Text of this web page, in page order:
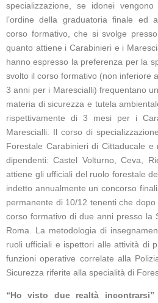
specializzazione, se idonei
l’ordine della graduatoria finale ed
corso formativo, che si svolge
quanto attiene i Carabinieri e i
hanno espresso la preferenza per la
svolto il corso formativo (non inferiore
3 anni per i Marescialli) frequentano
materia di sicurezza e tutela
rispettivamente di 3 mesi per i
Marescialli. Il corso di
Forestale Carabinieri di Cittaducale
dipendenti: Castel Volturno, Ceva,
attiene gli ufficiali del ruolo forestale
indetto annualmente un concorso
permanente di 10/12 tenenti che dopo
corso formativo di due anni presso la
Roma. La metodologia di
ruoli ufficiali e ispettori alle attività di
funzioni operative correlate alla
Sicurezza riferite alla specialità di
“Ho visto due realtà